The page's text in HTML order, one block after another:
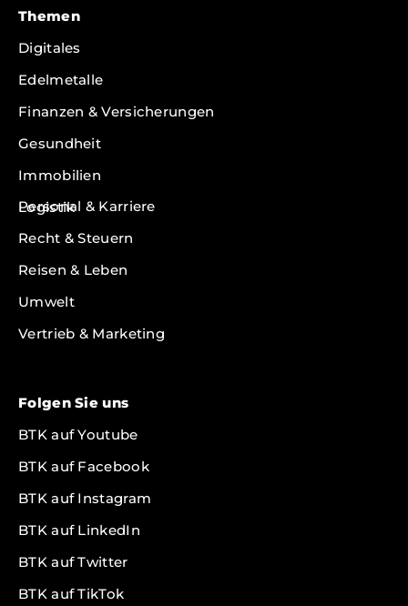
Themen
Digitales
Edelmetalle
Finanzen & Versicherungen
Gesundheit
Immobilien
Logistik
Personal & Karriere
Recht & Steuern
Reisen & Leben
Umwelt
Vertrieb & Marketing
Folgen Sie uns
BTK auf Youtube
BTK auf Facebook
BTK auf Instagram
BTK auf LinkedIn
BTK auf Twitter
BTK auf TikTok